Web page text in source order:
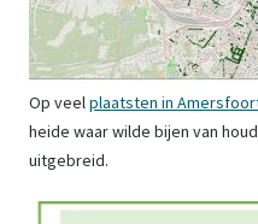
Op veelplaatsten in
heide waar wilde bijen van
uitgebreid.